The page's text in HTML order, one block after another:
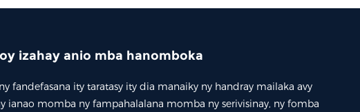
izahay anio mba hanomboka
fandefasana ity taratasy ity dia manaiky ny handray mailaka avy
ianao momba ny fampahalalana momba ny serivisinay, ny fomba